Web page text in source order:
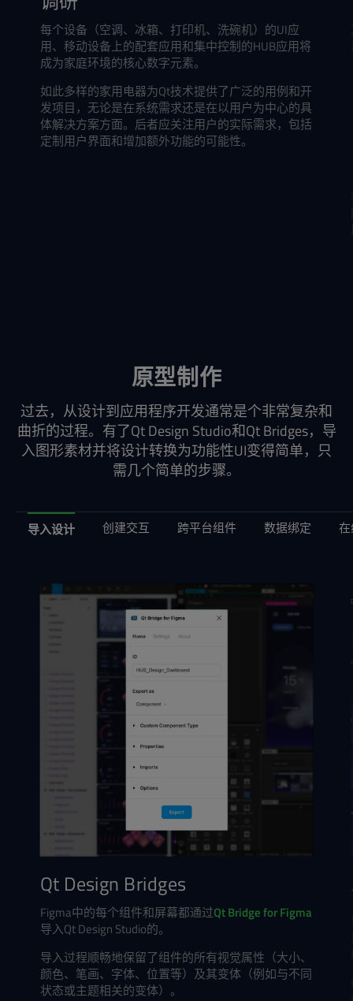
每个设备（空调、冰箱、打印机、洗碗机）的UI应
用、移动设备上的配套应用和集中控制的HUB应用将
成为家庭环境的核心数字元素。
如此多样的家用电器为Qt技术提供了广泛的用例和开
发项目，无论是在系统需求还是在以用户为中心的具
体解决方案方面。后者应关注用户的实际需求，包括
定制用户界面和增加额外功能的可能性。
原型制作
过去，从设计到应用程序开发通常是个非常复杂和
曲折的过程。有了Qt Design Studio和Qt Bridges，导
入图形素材并将设计转换为功能性UI变得简单，只
需几个简单的步骤。
导入设计 创建交互 跨平台组件 数据绑定
Qt Design Bridges
Figma中的每个组件和屏幕都通过Qt Bridge for Figma
导入Qt Design Studio的。
导入过程顺畅地保留了组件的所有视觉属性（大小、
颜色、笔画、字体、位置等）及其变体（例如与不同
状态或主题相关的变体）。